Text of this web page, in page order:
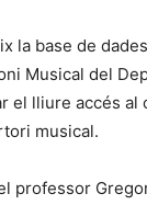
la base de
Musical del
el lliure accés
musical.
professor